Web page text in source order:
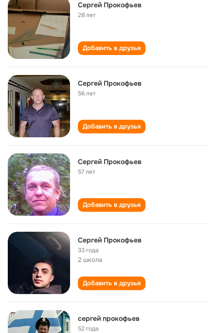
Cергей Прокофьев
28 лет
Добавить в друзья
Сергей Прокофьев
56 лет
Добавить в друзья
Сергей Прокофьев
57 лет
Добавить в друзья
Сергей Прокофьев
33 года
2 школа
Добавить в друзья
сергей прокофьев
52 года